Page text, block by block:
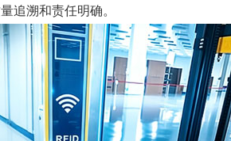
追溯和责任明确。